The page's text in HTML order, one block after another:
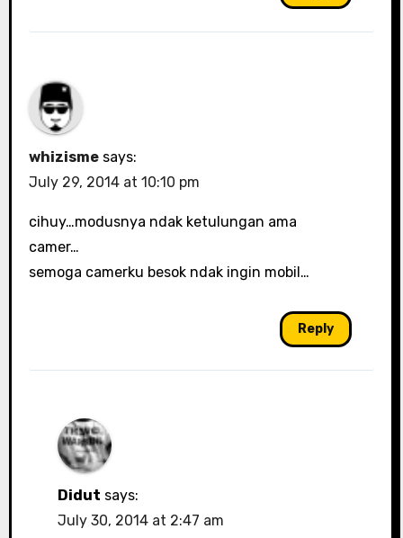
whizisme says:
July 29, 2014 at 10:10 pm
cihuy…modusnya ndak ketulungan ama
camer…
semoga camerku besok ndak ingin mobil…
Reply
Didut says:
July 30, 2014 at 2:47 am